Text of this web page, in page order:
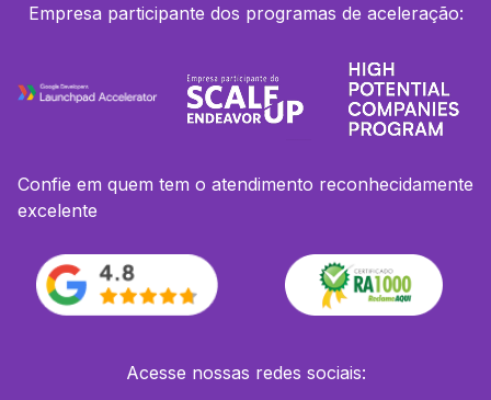
Empresa participante dos programas de aceleração:
Confie em quem tem o atendimento reconhecidamente
excelente
Acesse nossas redes sociais: